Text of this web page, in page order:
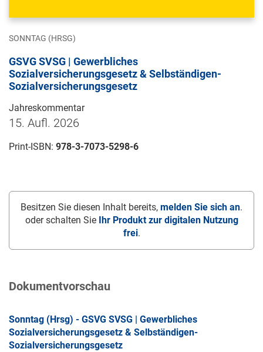
SONNTAG (HRSG)
GSVG SVSG | Gewerbliches
Sozialversicherungsgesetz & Selbständigen-
Sozialversicherungsgesetz
Jahreskommentar
15. Aufl. 2026
Print-ISBN: 978-3-7073-5298-6
Besitzen Sie diesen Inhalt bereits, melden Sie sich an.
oder schalten Sie
Ihr Produkt zur digitalen Nutzung
frei.
Dokumentvorschau
Sonntag (Hrsg) - GSVG SVSG | Gewerbliches
Sozialversicherungsgesetz & Selbständigen-
Sozialversicherungsgesetz